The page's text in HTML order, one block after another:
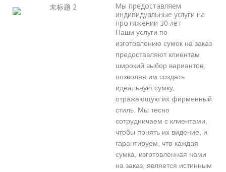
Мы предоставляем
индивидуальные услуги на
протяжении 30 лет
Наши услуги по
изготовлению сумок на заказ
предоставляют клиентам
широкий выбор вариантов,
позволяя им создать
идеальную сумку,
отражающую их фирменный
стиль. Мы тесно
сотрудничаем с клиентами,
чтобы понять их видение, и
гарантируем, что каждая
сумка, изготовленная нами
на заказ, является истинным